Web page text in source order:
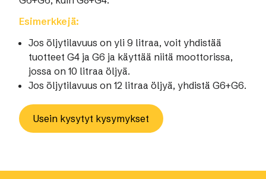
Esimerkkejä:
Jos öljytilavuus on yli 9 litraa, voit yhdistää
tuotteet G4 ja G6 ja käyttää niitä moottorissa,
jossa on 10 litraa öljyä.
Jos öljytilavuus on 12 litraa öljyä, yhdistä G6+G6.
Usein kysytyt kysymykset